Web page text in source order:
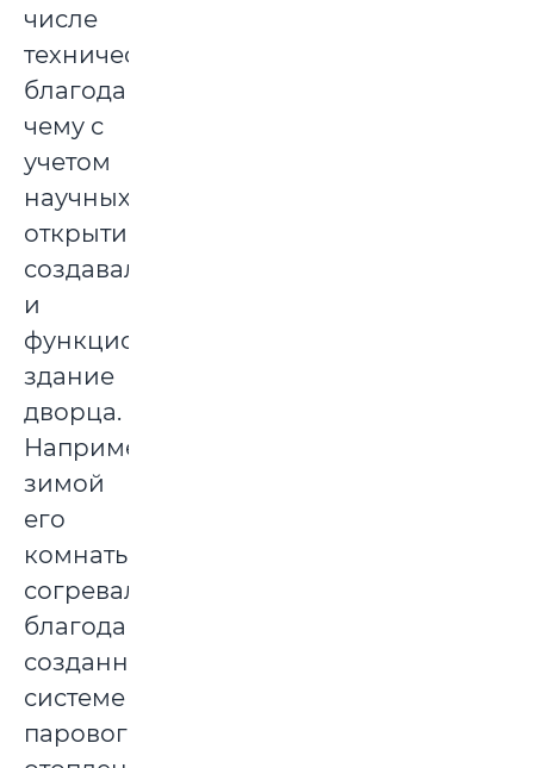
числе
техническое,
благодаря
чему с
учетом
научных
открытий
создавалось
и
функционировало
здание
дворца.
Например,
зимой
его
комнаты
согревались
благодаря
созданной
системе
парового